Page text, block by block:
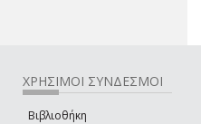
ΧΡΗΣΙΜΟΙ ΣΥΝΔΕΣΜΟΙ
Βιβλιοθήκη